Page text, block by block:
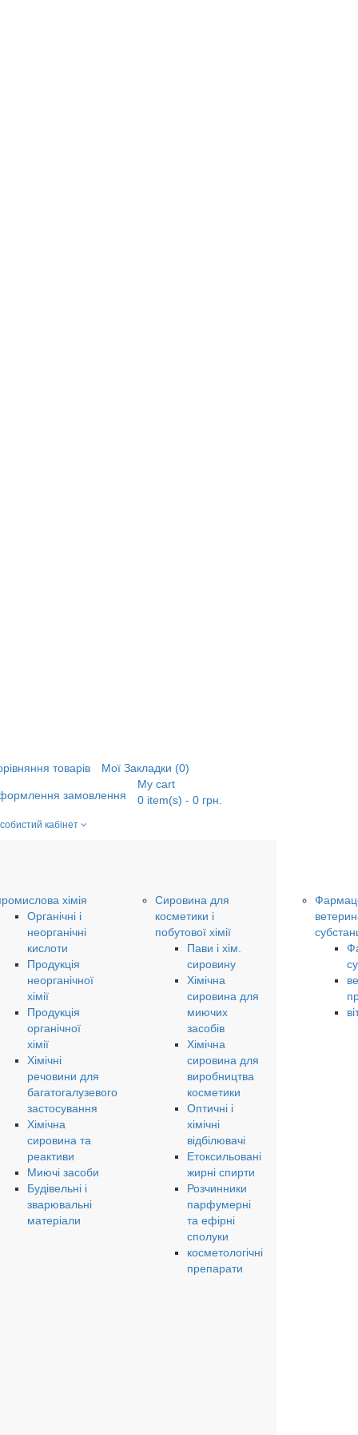
товарів Мої Закладки (0)
замовлення
My cart
0 item(s) - 0 грн.
кабінет
хімія
Органічні і
неорганічні
кислоти
Продукція
неорганічної
хімії
Продукція
органічної
хімії
Хімічні
речовини для
багатогалузевого
застосування
Хімічна
сировина та
реактиви
Миючі засоби
Будівельні і
зварювальні
матеріали
Сировина для
косметики і
побутової хімії
Пави і хім.
сировину
Хімічна
сировина для
миючих
засобів
Хімічна
сировина для
виробництва
косметики
Оптичні і
хімічні
відбілювачі
Етоксильовані
жирні спирти
Розчинники
парфумерні
та ефірні
сполуки
косметологічні
препарати